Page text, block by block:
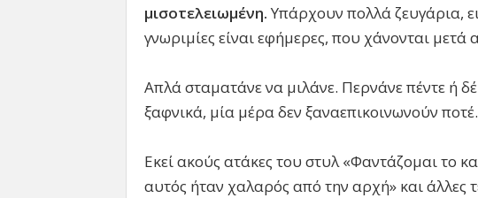
μισοτελειωμένη. Υπάρχουν πολλά ζευγάρια,
γνωριμίες είναι εφήμερες, που χάνονται μετά
Απλά σταματάνε να μιλάνε. Περνάνε πέντε ή
ξαφνικά, μία μέρα δεν ξαναεπικοινωνούν ποτέ.
Εκεί ακούς ατάκες του στυλ «Φαντάζομαι το
αυτός ήταν χαλαρός από την αρχή» και άλλες